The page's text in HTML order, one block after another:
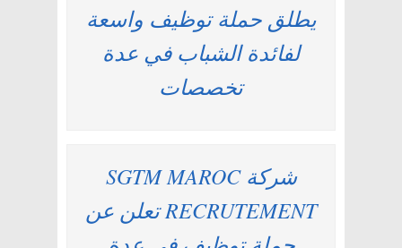
يطلق حملة توظيف واسعة
لفائدة الشباب في عدة
تخصصات
شركة SGTM MAROC
RECRUTEMENT تعلن عن